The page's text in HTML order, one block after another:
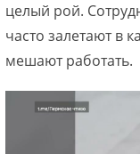
целый рой.
часто залетают в
мешают работать.